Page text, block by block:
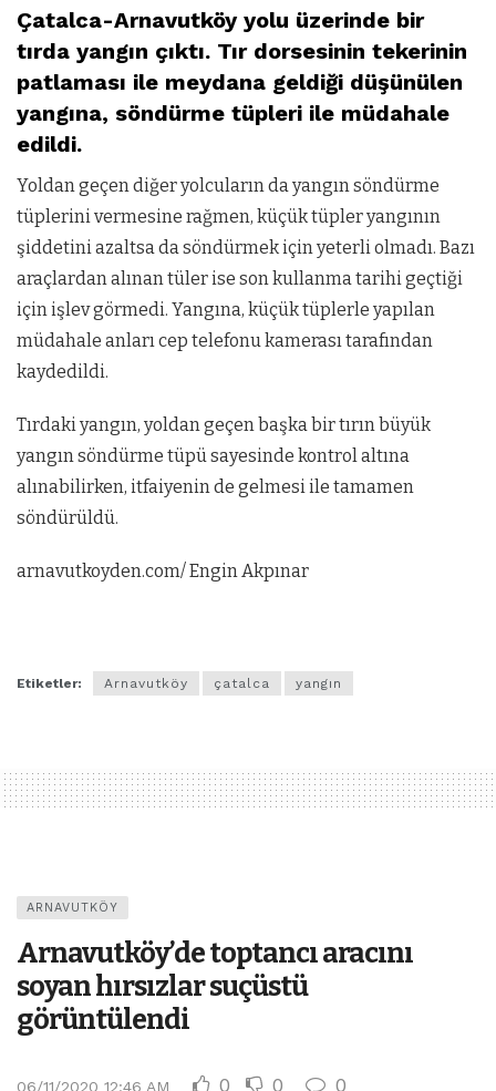
Çatalca-Arnavutköy yolu üzerinde bir
tırda yangın çıktı. Tır dorsesinin tekerinin
patlaması ile meydana geldiği düşünülen
yangına, söndürme tüpleri ile müdahale
edildi.
Yoldan geçen diğer yolcuların da yangın söndürme
tüplerini vermesine rağmen, küçük tüpler yangının
şiddetini azaltsa da söndürmek için yeterli olmadı. Bazı
araçlardan alınan tüler ise son kullanma tarihi geçtiği
için işlev görmedi. Yangına, küçük tüplerle yapılan
müdahale anları cep telefonu kamerası tarafından
kaydedildi.
Tırdaki yangın, yoldan geçen başka bir tırın büyük
yangın söndürme tüpü sayesinde kontrol altına
alınabilirken, itfaiyenin de gelmesi ile tamamen
söndürüldü.
arnavutkoyden.com/ Engin Akpınar
Etiketler: Arnavutköy çatalca yangın
ARNAVUTKÖY
Arnavutköy’de toptancı aracını
soyan hırsızlar suçüstü
görüntülendi
06/11/2020 12:46 AM 0 0 0